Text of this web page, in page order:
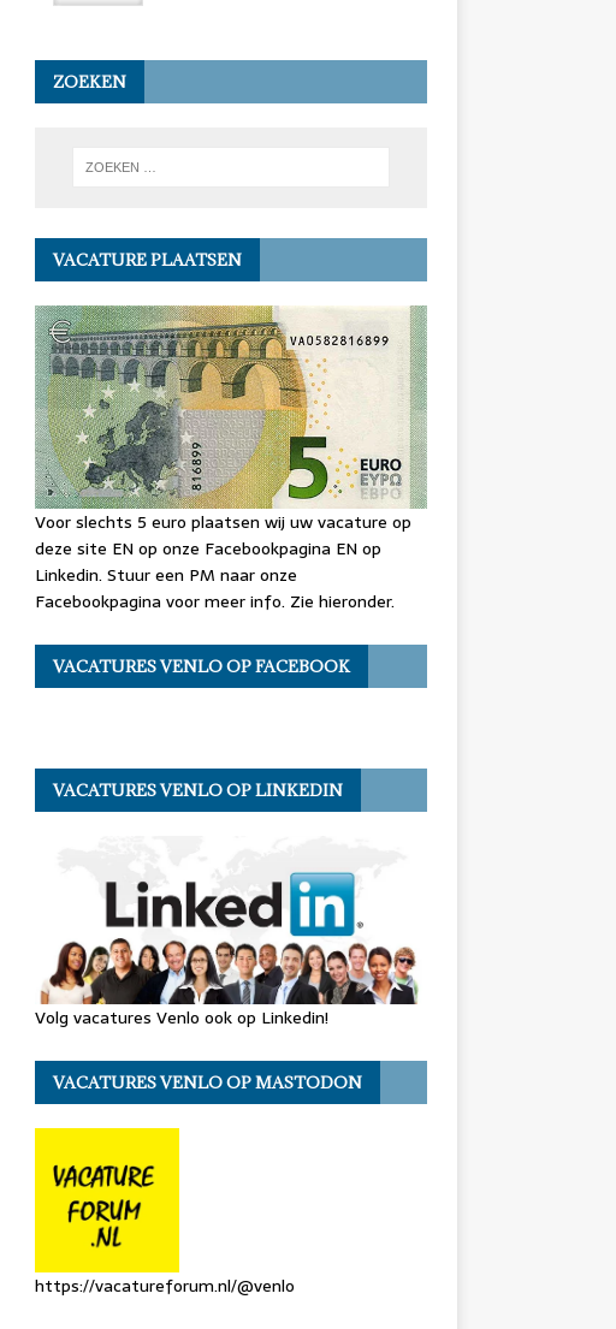
ZOEKEN
VACATURE PLAATSEN
Voor slechts 5 euro plaatsen wij uw vacature op
deze site EN op onze Facebookpagina EN op
Linkedin. Stuur een PM naar onze
Facebookpagina voor meer info. Zie hieronder.
VACATURES VENLO OP FACEBOOK
VACATURES VENLO OP LINKEDIN
Volg vacatures Venlo ook op Linkedin!
VACATURES VENLO OP MASTODON
https://vacatureforum.nl/@venlo